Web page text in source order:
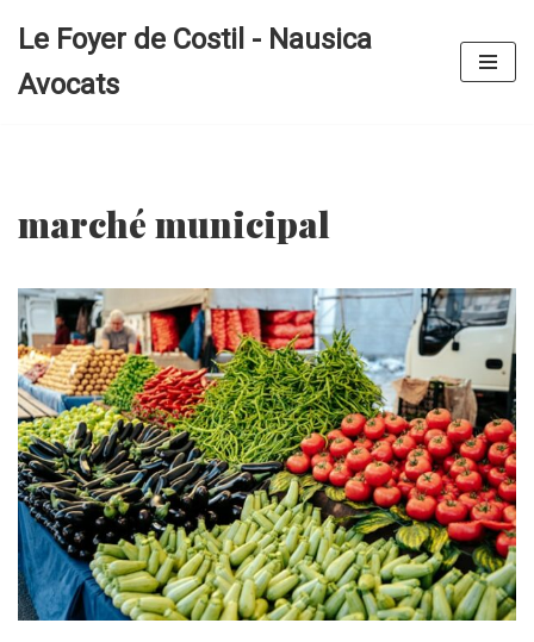
au
Le Foyer de Costil - Nausica
Avocats
marché municipal